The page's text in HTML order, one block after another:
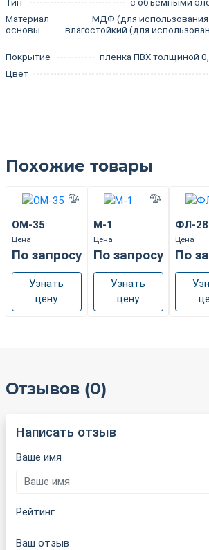
Материал
основы
МДФ (для
влагостойкий (для
Покрытие
пленка ПВХ толщиной
Цвет
Похожие товары
ОМ-35
Цена
По запросу
Узнать
цену
М-1
Цена
По запросу
Узнать
цену
ФЛ-
Цена
По
Отзывов (0)
Написать отзыв
Ваше имя
Рейтинг
Ваш отзыв